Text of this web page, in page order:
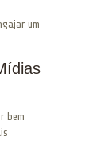
um
bem